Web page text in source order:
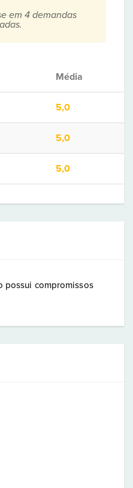
em 4 demandas
Média
5,0
5,0
5,0
possui compromissos